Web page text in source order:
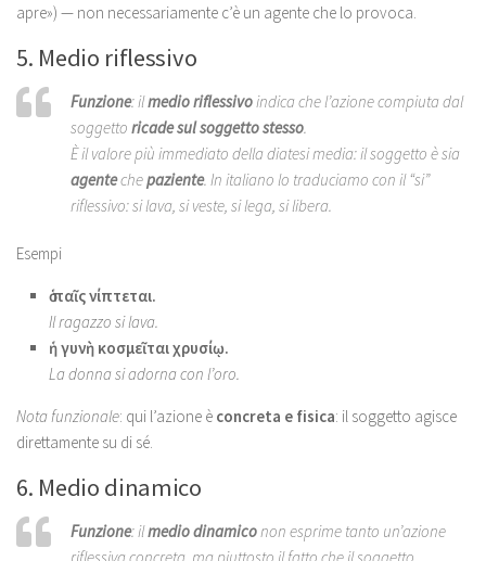
apre») — non necessariamente c’è un agente che lo provoca.
5. Medio riflessivo
Funzione: ilmedio riflessivoindica che l’azione compiuta dal
soggetto ricade sul soggetto stesso.
È il valore più immediato della diatesi media: il soggetto è sia
agentechepaziente. In italiano lo traduciamo con il “si”
riflessivo:si lava, si veste, si lega, si libera.
Esempi
ὁ παῖς νίπτεται.
Il ragazzo si lava.
ἡ γυνὴ κοσμεῖται χρυσίῳ.
La donna si adorna con l’oro.
Nota funzionale: qui l’azione è concreta e fisica: il soggetto agisce
direttamente su di sé.
6. Medio dinamico
Funzione: ilmedio dinamiconon esprime tanto un’azione